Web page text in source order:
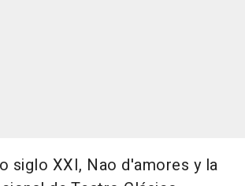
siglo XXI, Nao d'amores y la